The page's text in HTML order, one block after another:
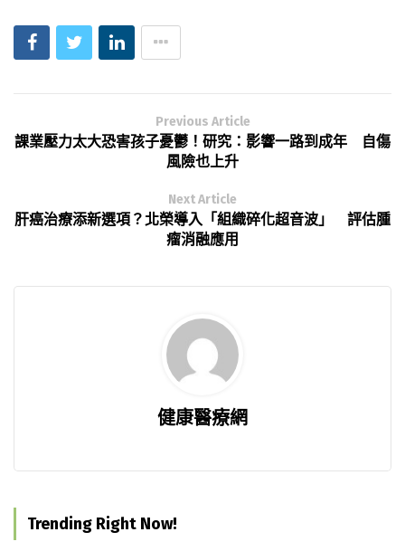
Previous Article
課業壓力太大恐害孩子憂鬱！研究：影響一路到成年 自傷
風險也上升
Next Article
肝癌治療添新選項？北榮導入「組織碎化超音波」 評估腫
瘤消融應用
健康醫療網
Trending Right Now!